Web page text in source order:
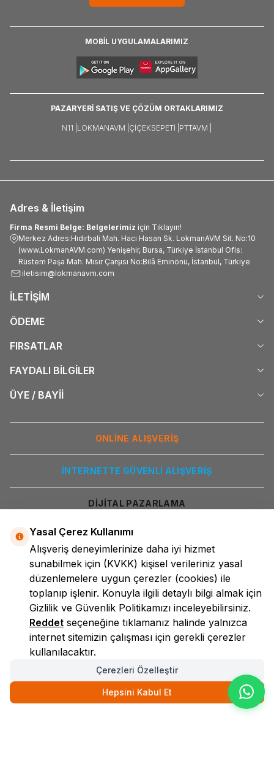
MOBİL UYGULAMALARIMIZ
PAZARYERİ SATIŞ VE ÇÖZÜM ORTAKLARIMIZ
N11 | LOKMANAVM | ÇIÇEKSEPETI | PTTAVM |
Adres & İletişim
Firma Resmi Belge: Belgelerimiz için Tıklayın!
Merkez Adres:Hıdırbali Mah. Hacı Hasan Sk. LokmanAVM Sit. No:10
(www.LokmanAVM.com) Yenişehir, Bursa, Türkiye İstanbul Ofis:
Rüstem Paşa Mah. Mısır Çarşısı No:Bilâ Eminönü, İstanbul, Türkiye
iletisim@lokmanavm.com
İLETİŞİM
ÖDEME
FIRSATLAR
FAYDALI BİLGİLER
ÜYE / BAYİİ
ONLİNE ALIŞVERİŞ
İNTERNETTE GÜVENLİ ALIŞVERİŞ
DİJİTAL PAZARLAMA
LokmanAVM
Yasal Çerez Kullanımı
Alışveriş deneyimlerinize daha iyi hizmet
sunabilmek için (KVKK) kişisel verileriniz yasal
düzenlemelere uygun çerezler (cookies) ile
toplanıp işlenir. Konuyla ilgili detaylı bilgi almak için
Gizlilik ve Güvenlik Politikamızı inceleyebilirsiniz.
Reddet seçeneğine tıklamanız halinde yalnızca
internet sitemizin çalışması için gerekli çerezler
kullanılacaktır.
Çerezleri Özelleştir
Hepsini Kabul Et